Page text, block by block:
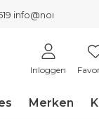
info@nordicnew.nl
Inloggen
Merken